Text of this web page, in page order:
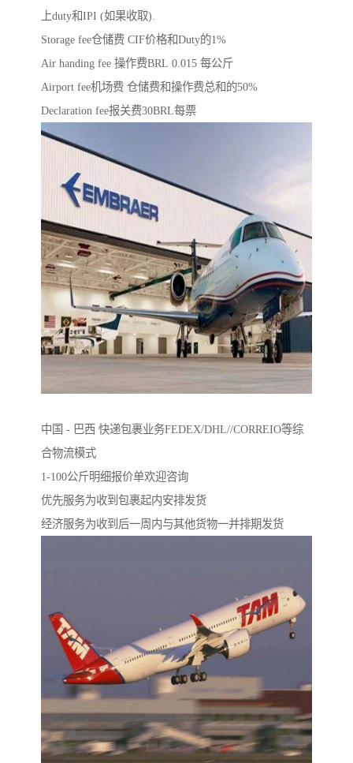
上duty和IPI (如果收取).
Storage fee仓储费 CIF价格和Duty的1%
Air handing fee 操作费BRL 0.015 每公斤
Airport fee机场费 仓储费和操作费总和的50%
Declaration fee报关费30BRL每票
中国 - 巴西 快递包裹业务FEDEX/DHL//CORREIO等综
合物流模式
1-100公斤明细报价单欢迎咨询
优先服务为收到包裹起内安排发货
经济服务为收到后一周内与其他货物一并排期发货